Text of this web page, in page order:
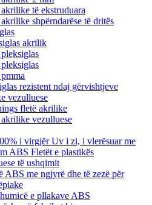
të ekstruduara
shpërndarëse të dritës
akrilik
rezistent ndaj gërvishtjeve
vezulluese
fletë akrilike
vezulluese
i virgjër Uv i zi, i vlerësuar me
ABS Fletët e plastikës
të ushqimit
ABS me ngjyrë dhe të zezë për
e pllakave ABS